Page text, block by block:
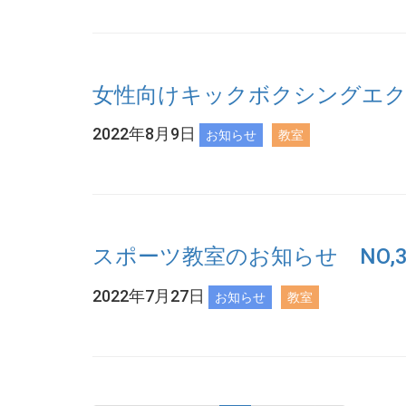
女性向けキックボクシングエ
2022年8月9日 お知らせ 教室
スポーツ教室のお知らせ NO,3
2022年7月27日 お知らせ 教室